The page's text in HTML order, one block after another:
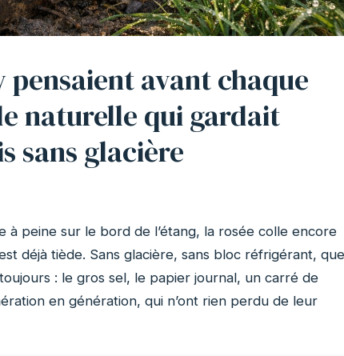
pensaient avant chaque
naturelle qui gardait
sans glacière
à peine sur le bord de l’étang, la rosée colle encore
déjà tiède. Sans glacière, sans bloc réfrigérant, que
: le gros sel, le papier journal, un carré de
en génération, qui n’ont rien perdu de leur